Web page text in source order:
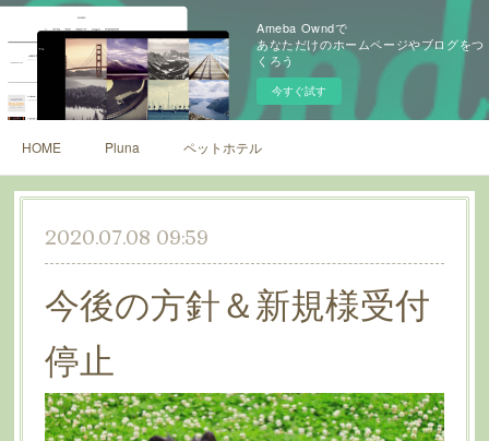
Ameba Owndで
あなただけのホームページやブログをつ
くろう
今すぐ試す
HOME Pluna ペットホテル
2020.07.08 09:59
今後の方針＆新規様受付
停止